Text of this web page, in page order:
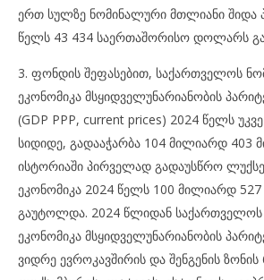
ერთ სულზე ნომინალური მთლიანი შიდა
წელს 43 434 საერთაშორისო დოლარს
3. ფონდის შეფასებით, საქართველოს
ეკონომიკა მსყიდველუნარიანობის
(GDP PPP, current prices) 2024 წელს
სიდიდე, გადააჭარბა 104 მილიარდ
ისტორიაში პირველად გადაუსწრო
ეკონომიკა 2024 წელს 100 მილიარდ
გაუტოლდა. 2024 წლიდან
ეკონომიკა მსყიდველუნარიანობის
ვიდრე ევროკავშირის და შენგენის ზონის 6